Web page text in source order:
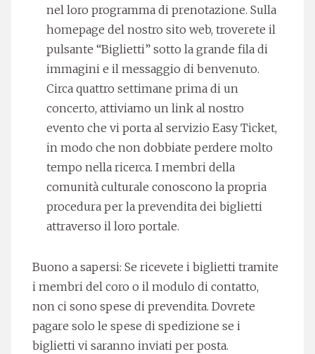
nel loro programma di prenotazione. Sulla
homepage del nostro sito web, troverete il
pulsante “Biglietti” sotto la grande fila di
immagini e il messaggio di benvenuto.
Circa quattro settimane prima di un
concerto, attiviamo un link al nostro
evento che vi porta al servizio Easy Ticket,
in modo che non dobbiate perdere molto
tempo nella ricerca. I membri della
comunità culturale conoscono la propria
procedura per la prevendita dei biglietti
attraverso il loro portale.
Buono a sapersi: Se ricevete i biglietti tramite
i membri del coro o il modulo di contatto,
non ci sono spese di prevendita. Dovrete
pagare solo le spese di spedizione se i
biglietti vi saranno inviati per posta.